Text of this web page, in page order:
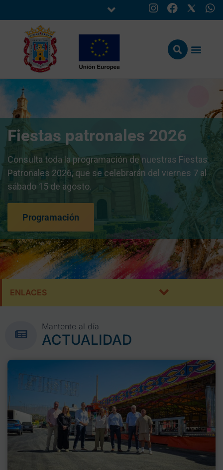
Fiestas patronales 2026
Consulta toda la programación de nuestras Fiestas
Patronales 2026, que se celebrarán del viernes 7 al
sábado 15 de agosto.
Programación
ENLACES
Mantente al día
ACTUALIDAD